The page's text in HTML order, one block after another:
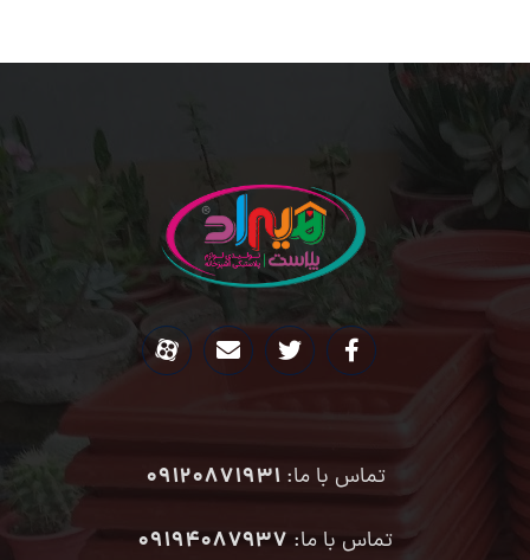
تماس با ما:09120871931
تماس با ما: ۰۹۱۹۴۰۸۷۹۳۷